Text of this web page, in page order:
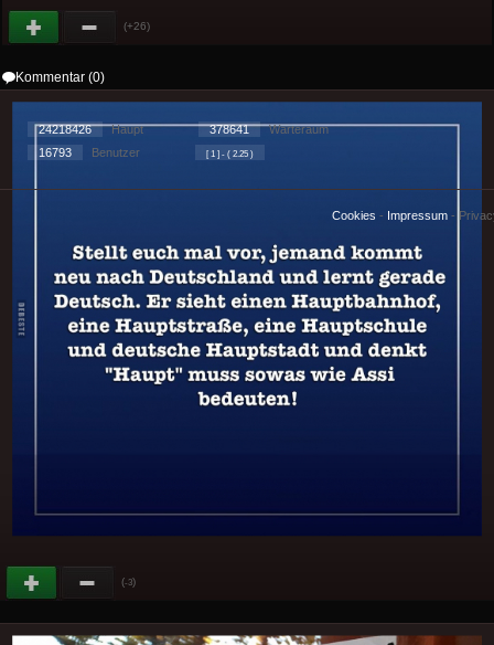
(+26)
Kommentar (0)
(-3)
24218426 Haupt 378641
Warteraum
16793
Benutzer [ 1 ] - ( 2.25 )
Cookies - Impressum -